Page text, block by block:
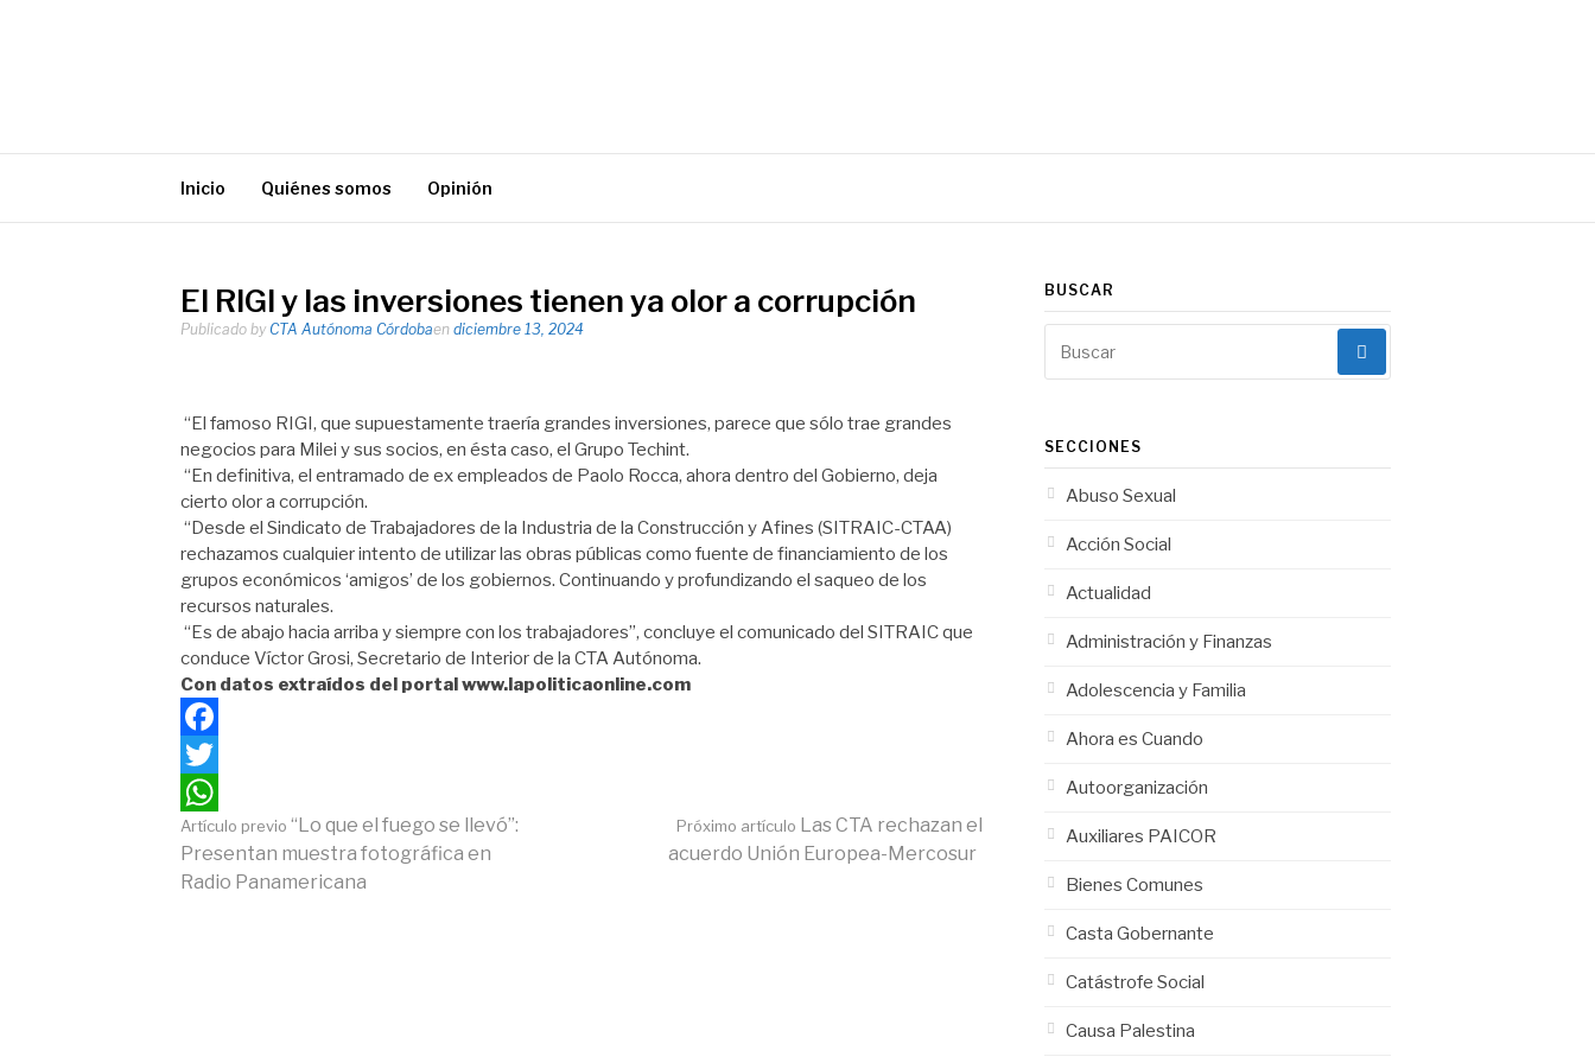
Inicio Quiénes somos Opinión
El RIGI y las inversiones tienen ya olor a corrupción
Publicado by CTA Autónoma Córdobaen diciembre 13, 2024
“El famoso RIGI, que supuestamente traería grandes inversiones, parece que sólo trae grandes
negocios para Milei y sus socios, en ésta caso, el Grupo Techint.
“En definitiva, el entramado de ex empleados de Paolo Rocca, ahora dentro del Gobierno, deja
cierto olor a corrupción.
“Desde el Sindicato de Trabajadores de la Industria de la Construcción y Afines (SITRAIC-CTAA)
rechazamos cualquier intento de utilizar las obras públicas como fuente de financiamiento de los
grupos económicos ‘amigos’ de los gobiernos. Continuando y profundizando el saqueo de los
recursos naturales.
“Es de abajo hacia arriba y siempre con los trabajadores”, concluye el comunicado del SITRAIC que
conduce Víctor Grosi, Secretario de Interior de la CTA Autónoma.
Con datos extraídos del portal www.lapoliticaonline.com
Facebook
Twitter
WhatsApp
Continuar
Artículo previo “Lo que el fuego se llevó”:
Presentan muestra fotográfica en
Radio Panamericana
Próximo artículo Las CTA rechazan el
acuerdo Unión Europea-Mercosur
BUSCAR
SECCIONES
Abuso Sexual
Acción Social
Actualidad
Administración y Finanzas
Adolescencia y Familia
Ahora es Cuando
Autoorganización
Auxiliares PAICOR
Bienes Comunes
Casta Gobernante
Catástrofe Social
Causa Palestina